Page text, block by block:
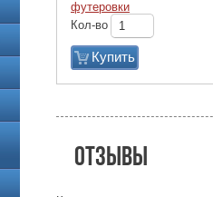
футеровки
Кол-во
Купить
Отзывы